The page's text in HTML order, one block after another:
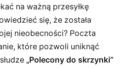
na ważną przesyłkę
się, że została
nieobecności? Poczta
które pozwoli uniknąć
„Polecony do skrzynki”